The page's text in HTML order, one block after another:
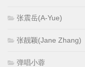
张震岳(A-Yue)
张靓颖(Jane Zhang)
弹唱小蓉